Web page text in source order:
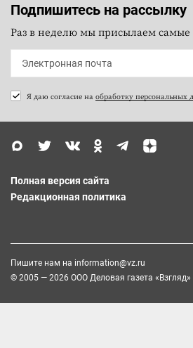
Подпишитесь на рассылку
Раз в неделю мы присылаем самые
Я даю согласие на обработку персональных
Полная версия сайта
Редакционная политика
Пишите нам на information@vz.ru
© 2005 — 2026 ООО Деловая газета «Взгляд»